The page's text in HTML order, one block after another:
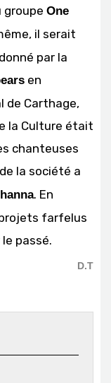
groupe One
il serait
par la
en
de Carthage,
la Culture était
chanteuses
la société a
. En
projets farfelus
passé.
D.T